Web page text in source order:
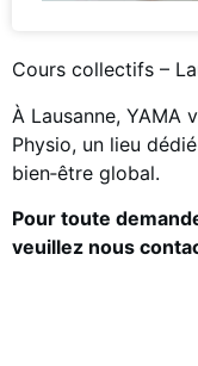
Cours collectifs –
À Lausanne, YAMA
Physio, un lieu
bien‑être global.
Pour toute
veuillez nous